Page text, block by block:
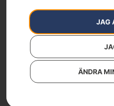
JAG
ÄNDRA
Kategorier:
Verktygsbälte,
329kr
Bakstycke till verktygsbälte
Med stor förvaringsficka